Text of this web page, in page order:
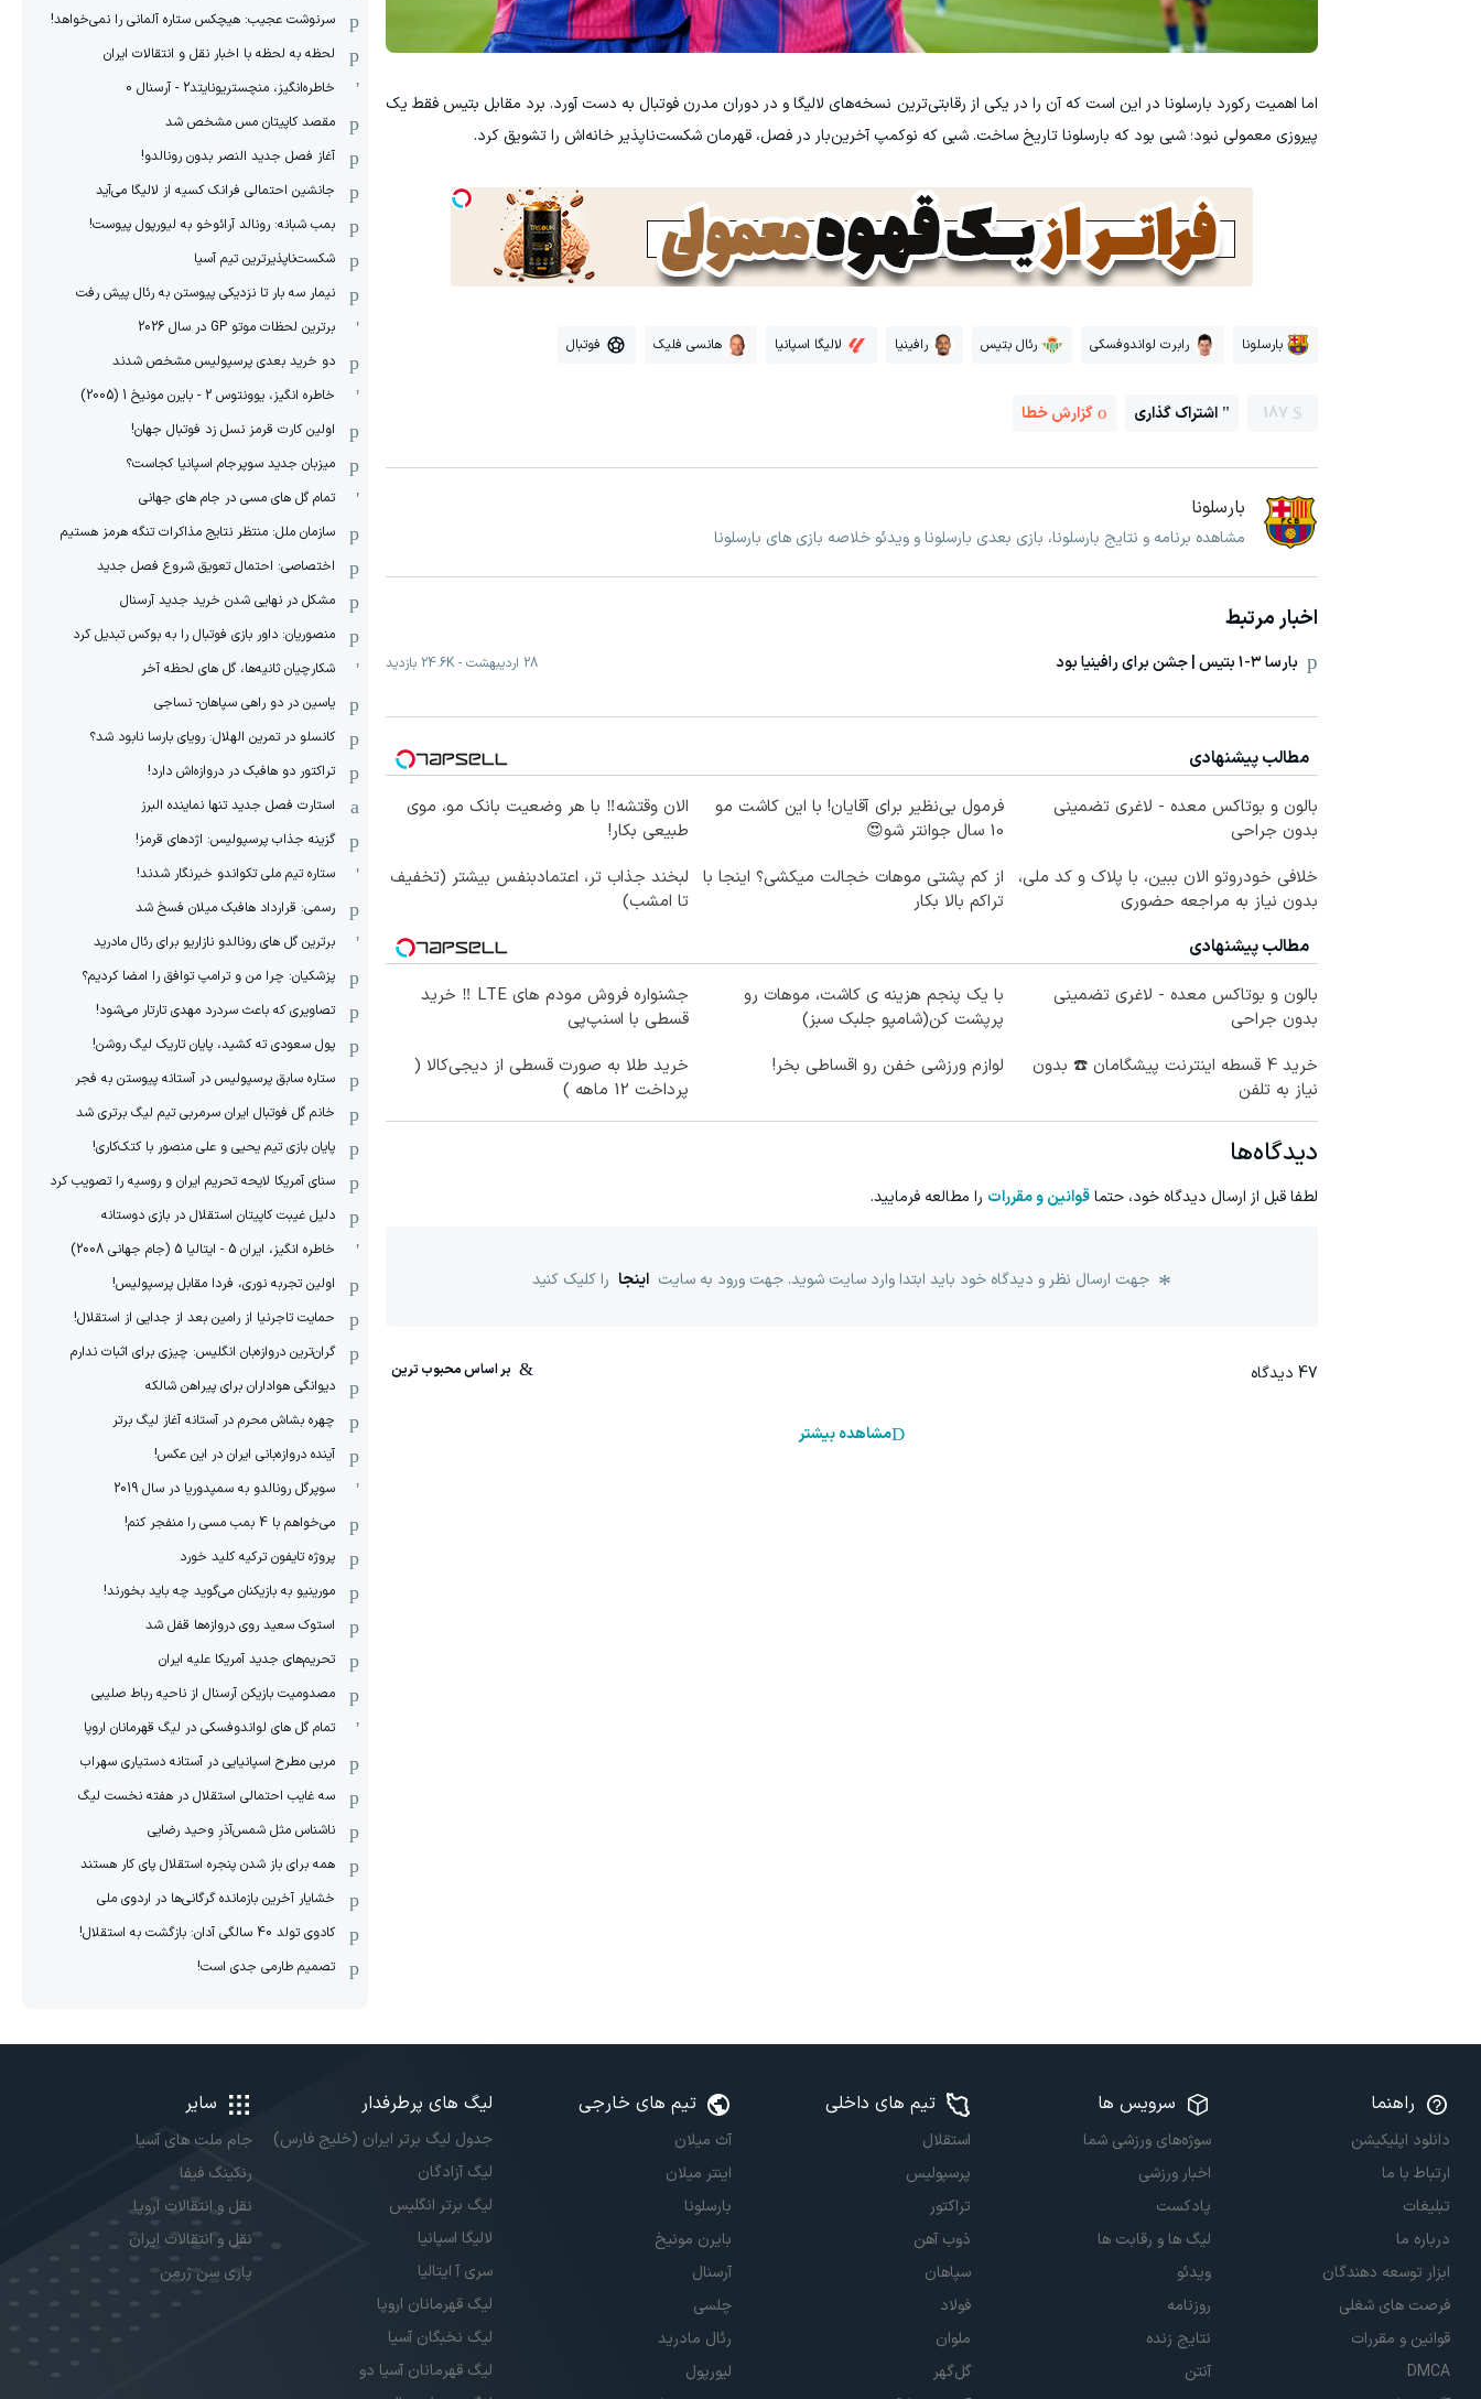
اما اهمیت رکورد بارسلونا در این است که آن را در یکی از رقابتی‌ترین نسخه‌های لالیگا و در دوران مدرن فوتبال به دست آورد. برد مقابل بتیس فقط یک
پیروزی معمولی نبود؛ شبی بود که بارسلونا تاریخ ساخت. شبی که نوکمپ آخرین‌بار در فصل، قهرمان شکست‌ناپذیر خانه‌اش را تشویق کرد.
بارسلونا رابرت لواندوفسکی رئال بتیس رافینیا لالیگا اسپانیا هانسی فلیک فوتبال
187 اشتراک گذاری گزارش خطا
بارسلونا
مشاهده برنامه و نتایج بارسلونا، بازی بعدی بارسلونا و ویدئو خلاصه بازی های بارسلونا
اخبار مرتبط
بارسا ۳-۱ بتیس | جشن برای رافینیا بود 28 اردیبهشت -
24.6K بازدید
مطالب پیشنهادی
بالون و بوتاکس معده - لاغری تضمینی
بدون جراحی
فرمول بی‌نظیر برای آقایان! با این کاشت مو
10 سال جوانتر شو😍
الان وقتشه‼️ با هر وضعیت بانک مو، موی
طبیعی بکار!
خلافی خودروتو الان ببین، با پلاک و کد ملی،
بدون نیاز به مراجعه حضوری
از کم پشتی موهات خجالت میکشی؟ اینجا با
تراکم بالا بکار
لبخند جذاب تر، اعتمادبنفس بیشتر (تخفیف
تا امشب)
مطالب پیشنهادی
بالون و بوتاکس معده - لاغری تضمینی
بدون جراحی
با یک پنجم هزینه ی کاشت، موهات رو
پرپشت کن(شامپو جلبک سبز)
جشنواره فروش مودم های LTE ‼️ خرید
قسطی با اسنپ‌پی
خرید 4 قسطه اینترنت پیشگامان ☎️ بدون
نیاز به تلفن
لوازم ورزشی خفن رو اقساطی بخر!
خرید طلا به صورت قسطی از دیجی‌کالا (
پرداخت 12 ماهه )
دیدگاه‌ها
لطفا قبل از ارسال دیدگاه خود، حتماقوانین و مقررات را مطالعه فرمایید.
جهت ارسال نظر و دیدگاه خود باید ابتدا وارد سایت شوید. جهت ورود به سایت اینجا را کلیک کنید
47 دیدگاه
مشاهده بیشتر
سرنوشت عجیب: هیچکس ستاره آلمانی را نمی‌خواهد!
لحظه به لحظه با اخبار نقل و انتقالات ایران
خاطره‌انگیز، منچستریونایتد2 - آرسنال 0
مقصد کاپیتان مس مشخص شد
آغاز فصل جدید النصر بدون رونالدو!
جانشین احتمالی فرانک کسیه از لالیگا می‌آید
بمب شبانه: رونالد آرائوخو به لیورپول پیوست!
شکست‌ناپذیرترین تیم آسیا
نیمار سه بار تا نزدیکی پیوستن به رئال پیش رفت
برترین لحظات موتو GP در سال 2026
دو خرید بعدی پرسپولیس مشخص شدند
خاطره انگیز، یوونتوس 2 - بایرن مونیخ 1 (2005)
اولین کارت قرمز نسل زد فوتبال جهان!
میزبان جدید سوپرجام اسپانیا کجاست؟
تمام گل های مسی در جام های جهانی
سازمان ملل: منتظر نتایج مذاکرات تنگه هرمز هستیم
اختصاصی: احتمال تعویق شروع فصل جدید
مشکل در نهایی شدن خرید جدید آرسنال
منصوریان: داور بازی فوتبال را به بوکس تبدیل کرد
شکارچیان ثانیه‌ها، گل های لحظه آخر
یاسین در دو راهی سپاهان- نساجی
کانسلو در تمرین الهلال: رویای بارسا نابود شد؟
تراکتور دو هافبک در دروازه‌اش دارد!
استارت فصل جدید تنها نماینده البرز
گزینه جذاب پرسپولیس: اژدهای قرمز!
ستاره تیم ملی تکواندو خبرنگار شدند!
رسمی: قرارداد هافبک میلان فسخ شد
برترین گل های رونالدو نازاریو برای رئال مادرید
پزشکیان: چرا من و ترامپ توافق را امضا کردیم؟
تصاویری که باعث سردرد مهدی تارتار می‌شود!
پول سعودی ته کشید، پایان تاریک لیگ روشن!
ستاره سابق پرسپولیس در آستانه پیوستن به فجر
خانم گل فوتبال ایران سرمربی تیم لیگ برتری شد
پایان بازی تیم یحیی و علی منصور با کتک‌کاری!
سنای آمریکا لایحه تحریم ایران و روسیه را تصویب کرد
دلیل غیبت کاپیتان استقلال در بازی دوستانه
خاطره انگیز، ایران 5 - ایتالیا 5 (جام جهانی 2008)
اولین تجربه نوری، فردا مقابل پرسپولیس!
حمایت تاجرنیا از رامین بعد از جدایی از استقلال!
گران‌ترین دروازه‌بان انگلیس: چیزی برای اثبات ندارم
دیوانگی هواداران برای پیراهن شالکه
چهره بشاش محرم در آستانه آغاز لیگ برتر
آینده دروازه‌بانی ایران در این عکس!
سوپرگل رونالدو به سمپدوریا در سال 2019
می‌خواهم با 4 بمب مسی را منفجر کنم!
پروژه تایفون ترکیه کلید خورد
مورینیو به بازیکنان می‌گوید چه باید بخورند!
استوک سعید روی دروازه‌ها قفل شد
تحریم‌های جدید آمریکا علیه ایران
مصدومیت بازیکن آرسنال از ناحیه رباط صلیبی
تمام گل های لواندوفسکی در لیگ قهرمانان اروپا
مربی مطرح اسپانیایی در آستانه دستیاری سهراب
سه غایب احتمالی استقلال در هفته نخست لیگ
ناشناس مثل شمس‌آذرِ وحید رضایی
همه برای باز شدن پنجره استقلال پای کار هستند
خشایار آخرین بازمانده گرگانی‌ها در اردوی ملی
کادوی تولد 40 سالگی آدان: بازگشت به استقلال!
تصمیم طارمی جدی است!
راهنما
دانلود اپلیکیشن
ارتباط با ما
تبلیغات
درباره ما
ابزار توسعه دهندگان
فرصت های شغلی
قوانین و مقررات
DMCA
سرویس ها
سوژه‌های ورزشی شما
اخبار ورزشی
پادکست
لیگ ها و رقابت ها
ویدئو
روزنامه
نتایج زنده
آنتن
تیم های داخلی
استقلال
پرسپولیس
تراکتور
ذوب آهن
سپاهان
فولاد
ملوان
گل‌گهر
تیم های خارجی
آث میلان
اینتر میلان
بارسلونا
بایرن مونیخ
آرسنال
چلسی
رئال مادرید
لیورپول
لیگ های پرطرفدار
جدول لیگ برتر ایران (خلیج فارس)
لیگ آزادگان
لیگ برتر انگلیس
لالیگا اسپانیا
سری آ ایتالیا
لیگ قهرمانان اروپا
لیگ نخبگان آسیا
لیگ قهرمانان آسیا دو
سایر
جام ملت های آسیا
رنکینگ فیفا
نقل و انتقالات اروپا
نقل و انتقالات ایران
پاری سن ژرمن